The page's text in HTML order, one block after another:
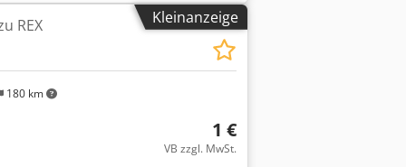
6–20 m/min -
Abmessungen L/B/H 1000 x 1400 x
Anzeige für Hobeldicke -
guter Zustand, Original-DTR-
vom Wechselkurs von 4,2 EUR
Kleinanzeige
Mehr Bilder anfragen
180 km
REX
1 €
VB zzgl. MwSt.